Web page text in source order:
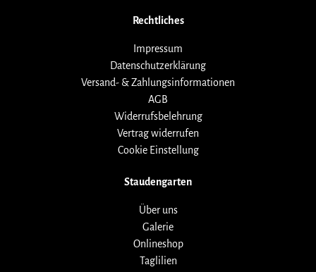
Rechtliches
Impressum
Datenschutzerklärung
Versand- & Zahlungsinformationen
AGB
Widerrufsbelehrung
Vertrag widerrufen
Cookie Einstellung
Staudengarten
Über uns
Galerie
Onlineshop
Taglilien